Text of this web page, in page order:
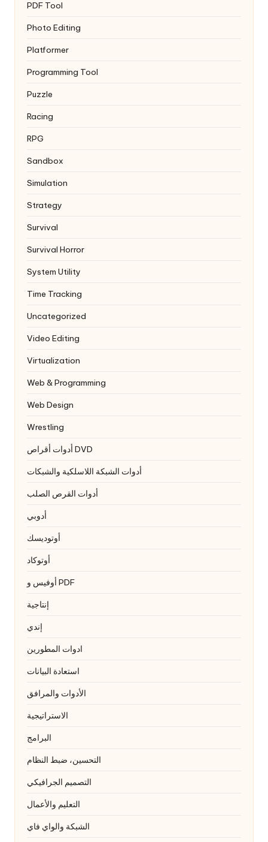
PDF Tool
Photo Editing
Platformer
Programming Tool
Puzzle
Racing
RPG
Sandbox
Simulation
Strategy
Survival
Survival Horror
System Utility
Time Tracking
Uncategorized
Video Editing
Virtualization
Web & Programming
Web Design
Wrestling
أدوات أقراص DVD
أدوات الشبكة اللاسلكية والشبكات
أدوات القرص الصلب
أدوبي
أوتوديسك
أوتوكاد
أوفيس و PDF
إنتاجية
إندي
ادوات المطورين
استعادة البيانات
الأدوات والمرافق
الاستراتيجية
البرامج
التحسين، ضبط النظام
التصميم الجرافيكي
التعليم والأعمال
الشبكة والواي فاي